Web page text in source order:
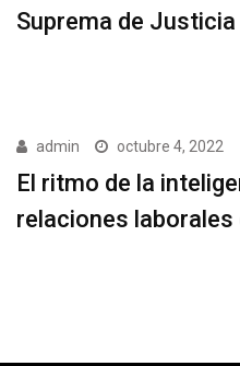
Suprema de Justicia
admin octubre 4, 2022
El ritmo de la
relaciones laborales